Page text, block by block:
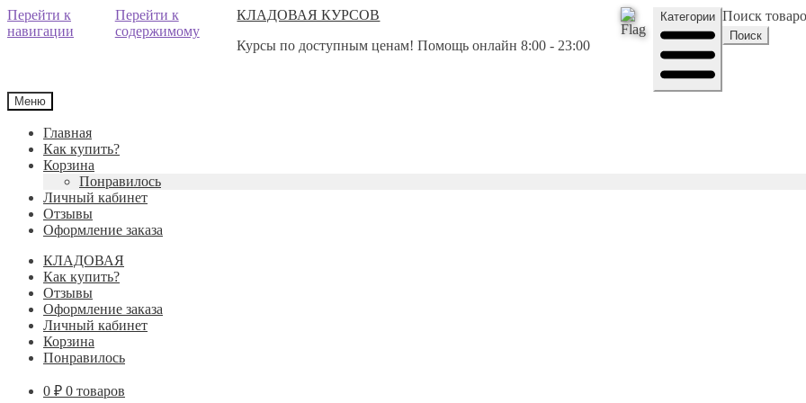
Перейти к
навигации
Перейти к
содержимому
КЛАДОВАЯ КУРСОВ
Курсы по доступным ценам! Помощь онлайн 8:00 - 23:00
Категории Поиск
Поиск
Меню
Главная
Как купить?
Корзина
Понравилось
Личный кабинет
Отзывы
Оформление заказа
КЛАДОВАЯ
Как купить?
Отзывы
Оформление заказа
Личный кабинет
Корзина
Понравилось
0 ₽ 0 товаров